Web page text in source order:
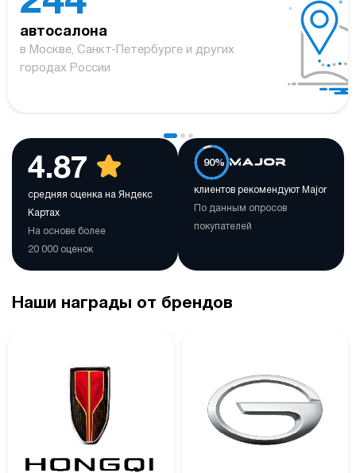
автосалона
в Москве, Санкт-Петербурге и других
городах России
4.87
средняя оценка на Яндекс
Картах
На основе более
20 000 оценок
90%
клиентов рекомендуют Major
По данным опросов
покупателей
Наши награды от брендов